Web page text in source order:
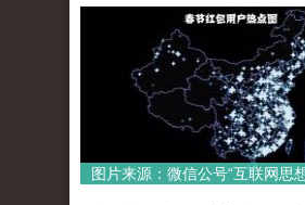
图片来源：微信公号“互联网思